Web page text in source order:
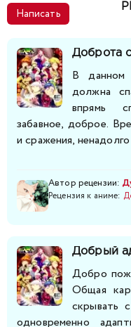
Написать
Доброта
В данном
должна
впрямь
забавное, доброе.
и сражения,
Автор рецензии:
Рецензия к аниме:
Добрый
Добро
Общая
скрывать
одновременно